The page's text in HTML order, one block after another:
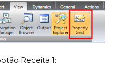
Receita 1: